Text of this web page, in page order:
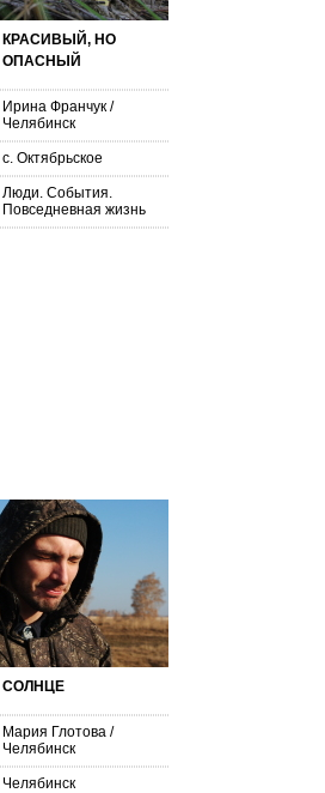
КРАСИВЫЙ, НО
ОПАСНЫЙ
Ирина Франчук /
Челябинск
с. Октябрьское
Люди. События.
Повседневная жизнь
СОЛНЦЕ
Мария Глотова /
Челябинск
Челябинск